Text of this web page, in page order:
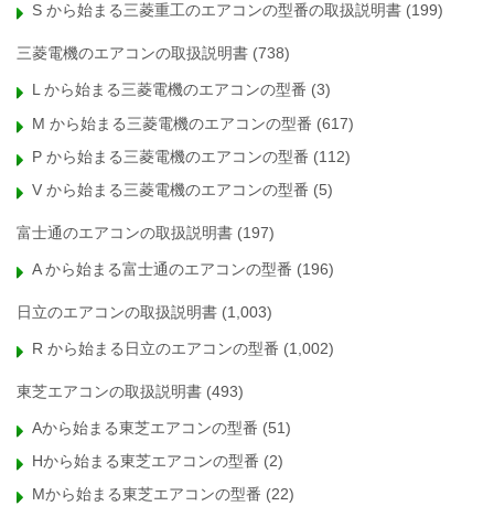
S から始まる三菱重工のエアコンの型番の取扱説明書 (199)
三菱電機のエアコンの取扱説明書 (738)
L から始まる三菱電機のエアコンの型番 (3)
M から始まる三菱電機のエアコンの型番 (617)
P から始まる三菱電機のエアコンの型番 (112)
V から始まる三菱電機のエアコンの型番 (5)
富士通のエアコンの取扱説明書 (197)
A から始まる富士通のエアコンの型番 (196)
日立のエアコンの取扱説明書 (1,003)
R から始まる日立のエアコンの型番 (1,002)
東芝エアコンの取扱説明書 (493)
Aから始まる東芝エアコンの型番 (51)
Hから始まる東芝エアコンの型番 (2)
Mから始まる東芝エアコンの型番 (22)